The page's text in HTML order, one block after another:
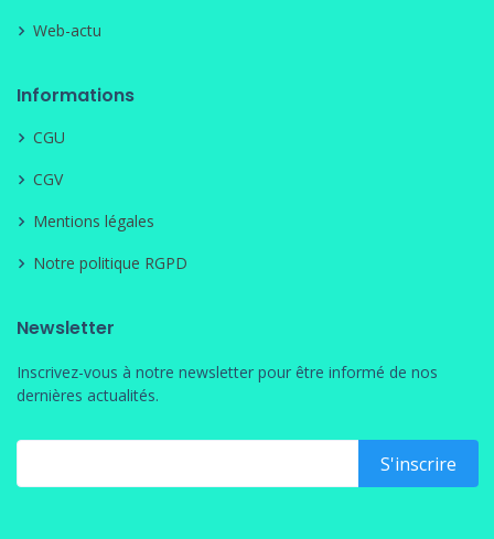
Web-actu
Informations
CGU
CGV
Mentions légales
Notre politique RGPD
Newsletter
Inscrivez-vous à notre newsletter pour être informé de nos
dernières actualités.